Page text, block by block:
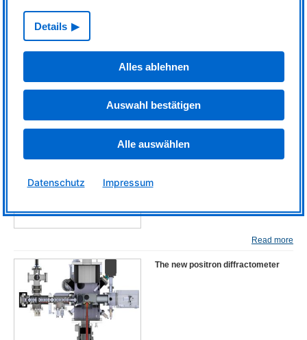
Read more
Successful ErUM-Pro proposals
Read more
The new positron diffractometer
Details
Alles ablehnen
Auswahl bestätigen
Alle auswählen
Datenschutz Impressum